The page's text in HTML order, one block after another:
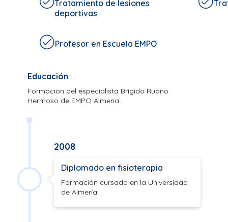
Tratamiento de lesiones
deportivas
Profesor en Escuela EMPO
Educación
Formación del especialista Brígido Ruano
Hermoso de EMPO Almería.
2008
Diplomado en fisioterapia
Formación cursada en la Universidad
de Almería.